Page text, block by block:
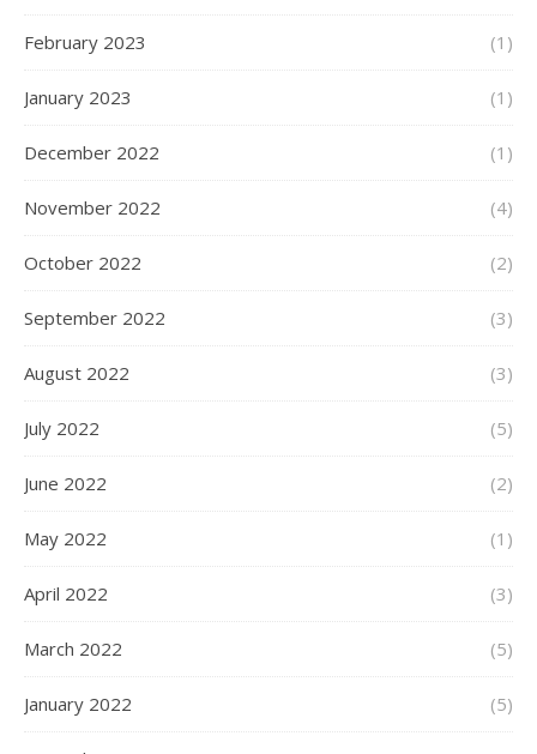
February 2023 (1)
January 2023 (1)
December 2022 (1)
November 2022 (4)
October 2022 (2)
September 2022 (3)
August 2022 (3)
July 2022 (5)
June 2022 (2)
May 2022 (1)
April 2022 (3)
March 2022 (5)
January 2022 (5)